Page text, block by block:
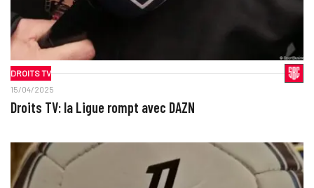
DROITS TV
15/04/2025
Droits TV: la Ligue rompt avec DAZN